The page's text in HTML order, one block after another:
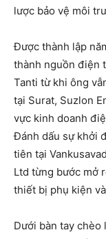
lược bảo vệ môi
Được thành lập
thành nguồn điện
Tanti từ khi ông
tại Surat, Suzlon
vực kinh doanh
Đánh dấu sự khởi
tiên tại
Ltd từng bước mở
thiết bị phụ kiện
Dưới bàn tay chèo